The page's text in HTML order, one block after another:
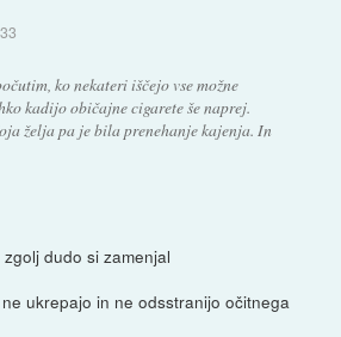
ko nekateri iščejo vse možne
kadijo običajne cigarete še naprej.
želja pa je bila prenehanje kajenja. In
dudo si zamenjal
ukrepajo in ne odsstranijo očitnega